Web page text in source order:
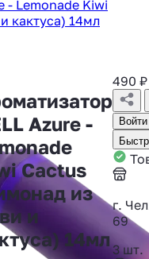
- Lemonade Kiwi
кактуса) 14мл
Azure -
Cactus
из
и
14мл
490 ₽
Войти
г.
69
3 шт.